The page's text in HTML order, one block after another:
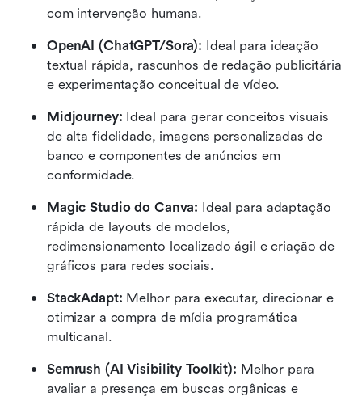
com intervenção humana.
OpenAI (ChatGPT/Sora): Ideal para ideação
textual rápida, rascunhos de redação publicitária
e experimentação conceitual de vídeo.
Midjourney: Ideal para gerar conceitos visuais
de alta fidelidade, imagens personalizadas de
banco e componentes de anúncios em
conformidade.
Magic Studio do Canva: Ideal para adaptação
rápida de layouts de modelos,
redimensionamento localizado ágil e criação de
gráficos para redes sociais.
StackAdapt: Melhor para executar, direcionar e
otimizar a compra de mídia programática
multicanal.
Semrush (AI Visibility Toolkit): Melhor para
avaliar a presença em buscas orgânicas e